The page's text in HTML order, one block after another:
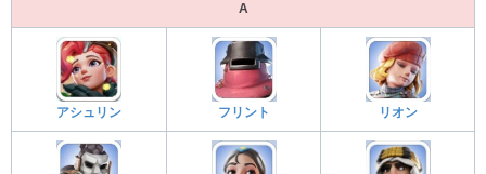
A
アシュリン フリント リオン